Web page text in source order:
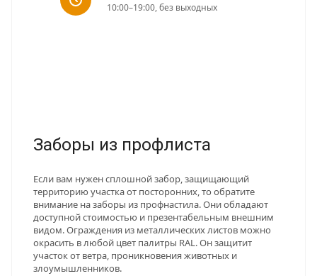
10:00–19:00, без выходных
Заборы из профлиста
Если вам нужен сплошной забор, защищающий
территорию участка от посторонних, то обратите
внимание на заборы из профнастила. Они обладают
доступной стоимостью и презентабельным внешним
видом. Ограждения из металлических листов можно
окрасить в любой цвет палитры RAL. Он защитит
участок от ветра, проникновения животных и
злоумышленников.